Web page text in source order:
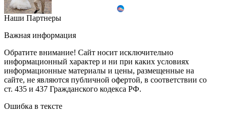
Ролик длится пару
шоке от увиденного
i
Ролик из Омска: вы
будете смеяться долго
Наши Партнеры
Важная информация
Обратите внимание! Сайт носит исключительно
информационный характер и ни при каких условиях
информационные материалы и цены, размещенные на
сайте, не являются публичной офертой, в соответствии со
ст. 435 и 437 Гражданского кодекса РФ.
Ошибка в тексте